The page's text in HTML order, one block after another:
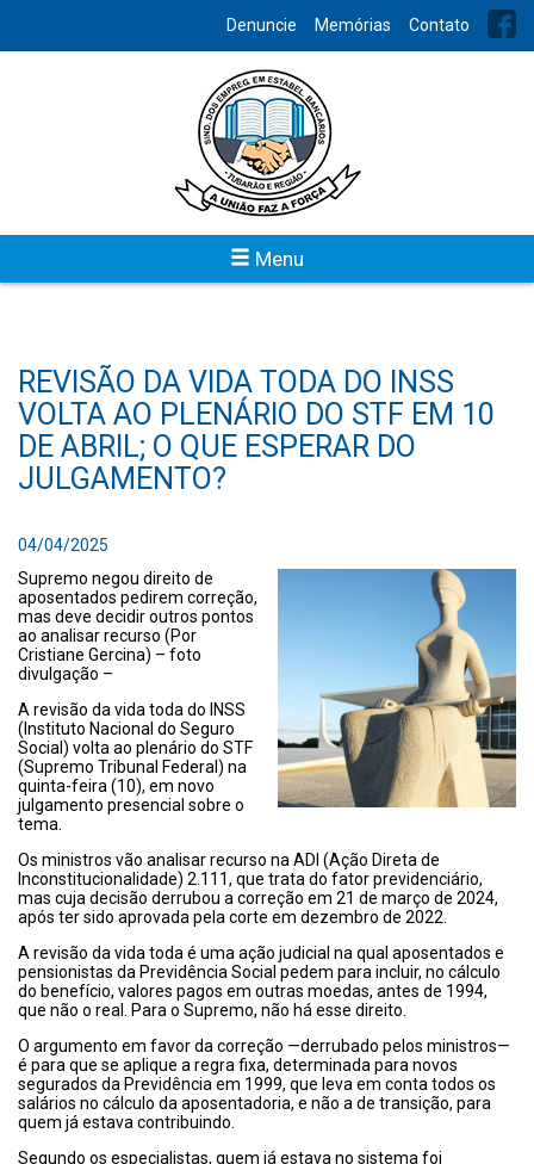
Denuncie Memórias Contato
Menu
REVISÃO DA VIDA TODA DO INSS
VOLTA AO PLENÁRIO DO STF EM 10
DE ABRIL; O QUE ESPERAR DO
JULGAMENTO?
04/04/2025
Supremo negou direito de
aposentados pedirem correção,
mas deve decidir outros pontos
ao analisar recurso (Por
Cristiane Gercina) – foto
divulgação –
A revisão da vida toda do INSS
(Instituto Nacional do Seguro
Social) volta ao plenário do STF
(Supremo Tribunal Federal) na
quinta-feira (10), em novo
julgamento presencial sobre o
tema.
Os ministros vão analisar recurso na ADI (Ação Direta de
Inconstitucionalidade) 2.111, que trata do fator previdenciário,
mas cuja decisão derrubou a correção em 21 de março de 2024,
após ter sido aprovada pela corte em dezembro de 2022.
A revisão da vida toda é uma ação judicial na qual aposentados e
pensionistas da Previdência Social pedem para incluir, no cálculo
do benefício, valores pagos em outras moedas, antes de 1994,
que não o real. Para o Supremo, não há esse direito.
O argumento em favor da correção —derrubado pelos ministros—
é para que se aplique a regra fixa, determinada para novos
segurados da Previdência em 1999, que leva em conta todos os
salários no cálculo da aposentadoria, e não a de transição, para
quem já estava contribuindo.
Segundo os especialistas, quem já estava no sistema foi